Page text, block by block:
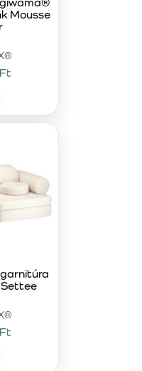
Mousse